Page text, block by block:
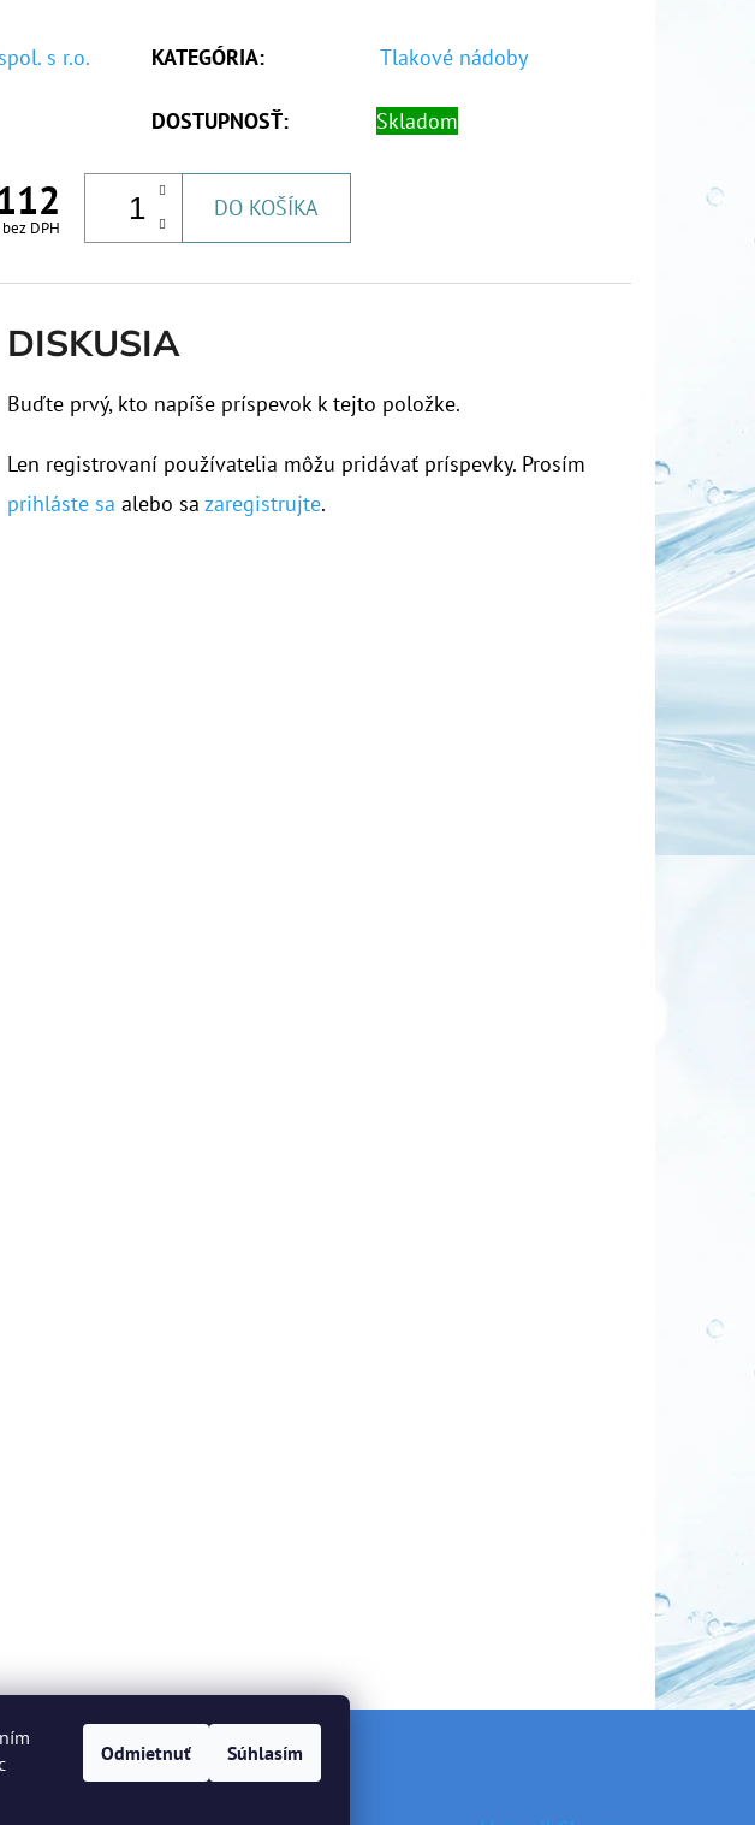
Odmietnuť Súhlasím
s r.o. KATEGÓRIA: Tlakové nádoby
DOSTUPNOSŤ: Skladom
DPH
DO KOŠÍKA
DISKUSIA
Buďte prvý, kto napíše príspevok k tejto položke.
Len registrovaní používatelia môžu pridávať príspevky. Prosím
prihláste sa alebo sazaregistrujte.